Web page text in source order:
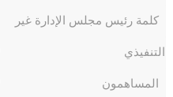
كلمة رئيس مجلس الإدارة غير
التنفيذي
المساهمون